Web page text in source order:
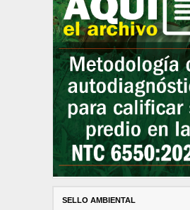
SELLO AMBIENTAL